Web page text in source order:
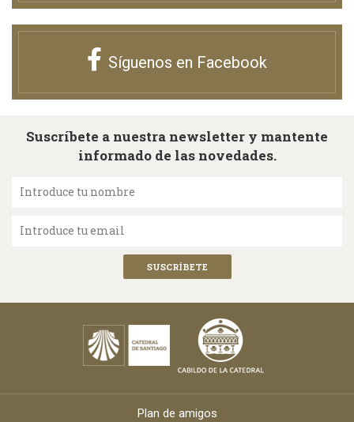
Síguenos en Facebook
Suscríbete a nuestra newsletter y mantente
informado de las novedades.
Introduce tu nombre
Introduce tu email
Plan de amigos